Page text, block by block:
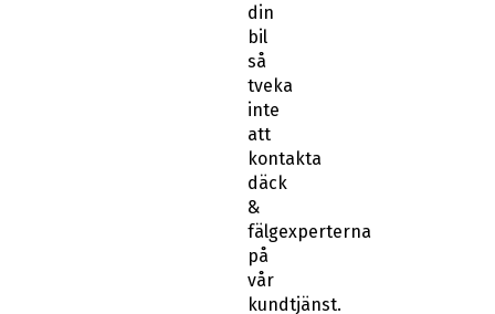
din
bil
så
tveka
inte
att
kontakta
däck
&
fälgexperterna
på
vår
kundtjänst.